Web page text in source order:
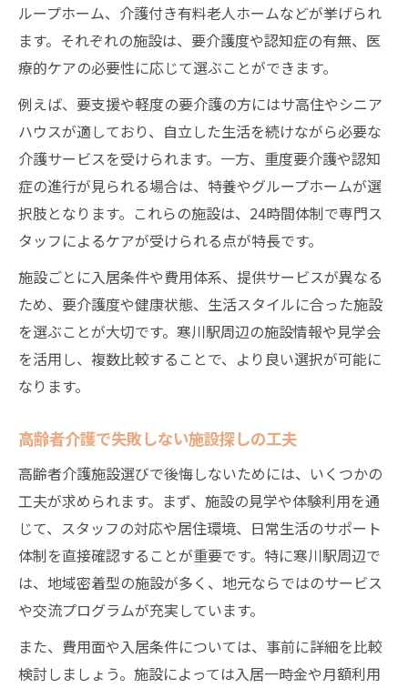
ループホーム、介護付き有料老人ホームなどが挙げられ
ます。それぞれの施設は、要介護度や認知症の有無、医
療的ケアの必要性に応じて選ぶことができます。
例えば、要支援や軽度の要介護の方にはサ高住やシニア
ハウスが適しており、自立した生活を続けながら必要な
介護サービスを受けられます。一方、重度要介護や認知
症の進行が見られる場合は、特養やグループホームが選
択肢となります。これらの施設は、24時間体制で専門ス
タッフによるケアが受けられる点が特長です。
施設ごとに入居条件や費用体系、提供サービスが異なる
ため、要介護度や健康状態、生活スタイルに合った施設
を選ぶことが大切です。寒川駅周辺の施設情報や見学会
を活用し、複数比較することで、より良い選択が可能に
なります。
高齢者介護で失敗しない施設探しの工夫
高齢者介護施設選びで後悔しないためには、いくつかの
工夫が求められます。まず、施設の見学や体験利用を通
じて、スタッフの対応や居住環境、日常生活のサポート
体制を直接確認することが重要です。特に寒川駅周辺で
は、地域密着型の施設が多く、地元ならではのサービス
や交流プログラムが充実しています。
また、費用面や入居条件については、事前に詳細を比較
検討しましょう。施設によっては入居一時金や月額利用